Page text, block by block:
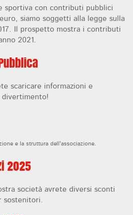
sportiva con contributi pubblici
siamo soggetti alla legge sulla
Il prospetto mostra i contributi
2021.
scaricare informazioni e
e la struttura dell'associazione.
2025
società avrete diversi sconti
sostenitori.